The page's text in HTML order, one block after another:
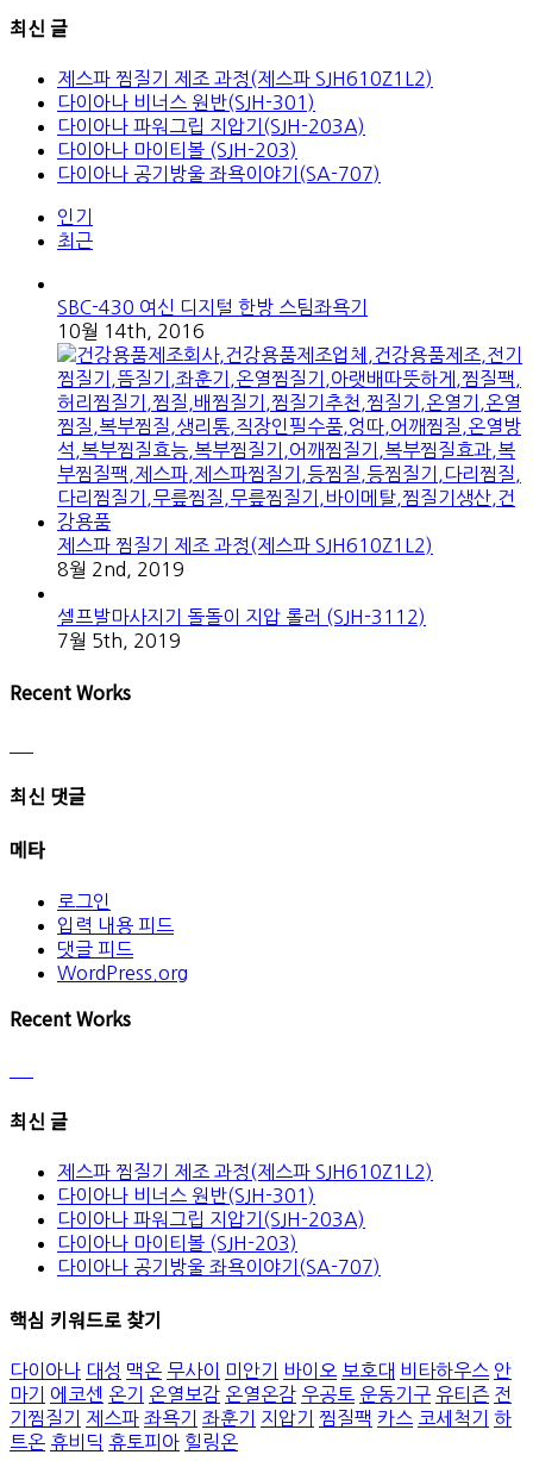
최신 글
제스파 찜질기 제조 과정(제스파 SJH610Z1L2)
다이아나 비너스 원반(SJH-301)
다이아나 파워그립 지압기(SJH-203A)
다이아나 마이티볼 (SJH-203)
다이아나 공기방울 좌욕이야기(SA-707)
인기
최근
SBC-430 여신 디지털 한방 스팀좌욕기
10월 14th, 2016
제스파 찜질기 제조 과정(제스파 SJH610Z1L2)
8월 2nd, 2019
셀프발마사지기 돌돌이 지압 롤러 (SJH-3112)
7월 5th, 2019
Recent Works
최신 댓글
메타
로그인
입력 내용 피드
댓글 피드
WordPress.org
Recent Works
최신 글
제스파 찜질기 제조 과정(제스파 SJH610Z1L2)
다이아나 비너스 원반(SJH-301)
다이아나 파워그립 지압기(SJH-203A)
다이아나 마이티볼 (SJH-203)
다이아나 공기방울 좌욕이야기(SA-707)
핵심 키워드로 찾기
다이아나 대성 맥온 무사이 미안기 바이오 보호대 비타하우스 안
마기
에코센 온기 온열보감 온열온감 우공토 운동기구 유티즌 전
기찜질기
제스파 좌욕기 좌훈기 지압기 찜질팩 카스 코세척기
하
트온 휴비딕 휴토피아 힐링온